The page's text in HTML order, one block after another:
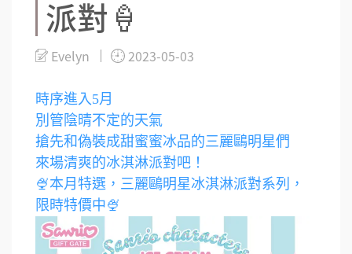
派對🍦
Evelyn 2023-05-03
時序進入5月
別管陰晴不定的天氣
搶先和偽裝成甜蜜蜜冰品的三麗鷗明星們
來場清爽的冰淇淋派對吧！
🍨本月特選，三麗鷗明星冰淇淋派對系列，
限時特價中🍨